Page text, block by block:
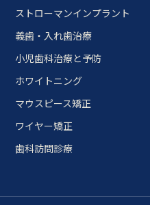
ストローマンインプラント
義歯・入れ歯治療
小児歯科治療と予防
ホワイトニング
マウスピース矯正
ワイヤー矯正
歯科訪問診療